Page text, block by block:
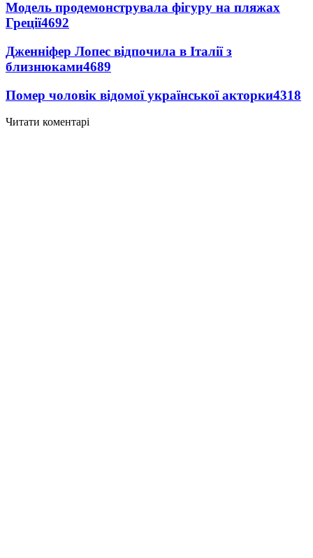
Модель продемонструвала фігуру на пляжах
Греції4692
Дженніфер Лопес відпочила в Італії з
близнюками4689
Помер чоловік відомої української акторки4318
Читати коментарі